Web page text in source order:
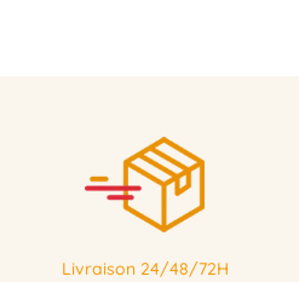
Livraison 24/48/72H